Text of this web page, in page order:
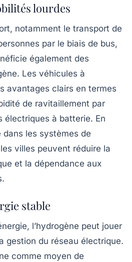
lourdes
notamment le transport de
par le biais de bus,
également des
Les véhicules à
avantages clairs en termes
de ravitaillement par
électriques à batterie. En
dans les systèmes de
villes peuvent réduire la
et la dépendance aux
stable
l’hydrogène peut jouer
gestion du réseau électrique.
comme moyen de